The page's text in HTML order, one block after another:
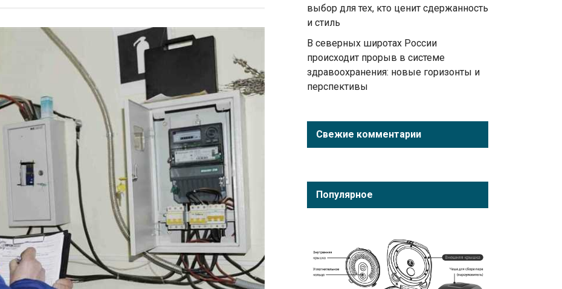
выбор для тех, кто ценит сдержанность
и стиль
В северных широтах России
происходит прорыв в системе
здравоохранения: новые горизонты и
перспективы
Свежие комментарии
Популярное